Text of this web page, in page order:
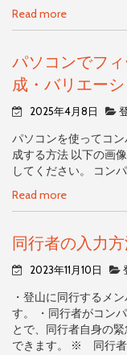
Read more
パソコンでフ
成・バリエー
2025年4月8日
パソコンを使ってコ
成する方法 以下の画
してください。 コン
Read more
同行者の入力
2023年11月10日
・登山に同行するメ
す。 ・同行者がコン
とで、同行者自身の
できます。 ※ 同行者